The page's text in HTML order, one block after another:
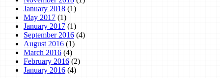
January 2018 (1)
May 2017 (1)
January 2017 (1)
September 2016 (4)
August 2016 (1)
March 2016 (4)
February 2016 (2)
January 2016 (4)